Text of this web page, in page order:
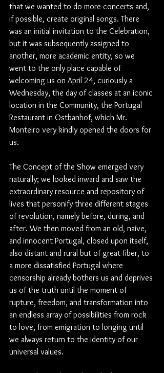
that we wanted to do more concerts and,
if possible, create original songs. There
was an initial invitation to the Celebration,
but it was subsequently assigned to
another, more academic entity, so we
went to the only place capable of
welcoming us on April 24, curiously a
Wednesday, the day of classes at an iconic
location in the Community, the Portugal
Restaurant in Ostbanhof, which Mr.
Monteiro very kindly opened the doors for
us.
The Concept of the Show emerged very
naturally; we looked inward and saw the
extraordinary resource and repository of
lives that personify three different stages
of revolution, namely before, during, and
after. We then moved from an old, naive,
and innocent Portugal, closed upon itself,
also distant and rural but of great fiber, to
a more dissatisfied Portugal where
censorship already bothers us and deprives
us of the truth until the moment of
rupture, freedom, and transformation into
an endless array of possibilities from rock
to love, from emigration to longing until
we always return to the identity of our
universal values.